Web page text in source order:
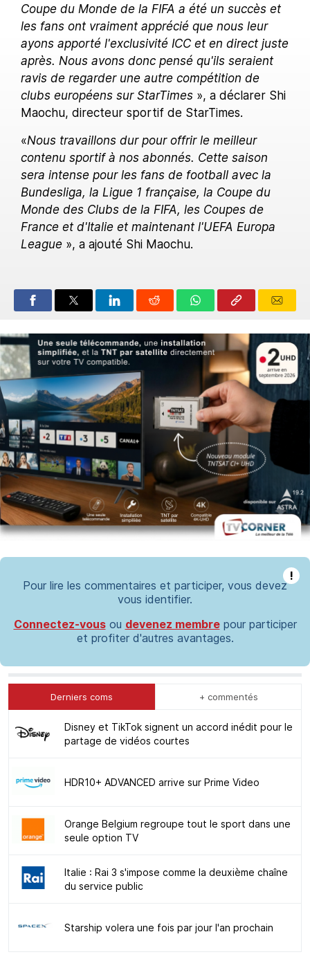
Coupe du Monde de la FIFA a été un succès et
les fans ont vraiment apprécié que nous leur
ayons apporté l'exclusivité ICC et en direct juste
après. Nous avons donc pensé qu'ils seraient
ravis de regarder une autre compétition de
clubs européens sur StarTimes », a déclarer Shi
Maochu, directeur sportif de StarTimes.
«Nous travaillons dur pour offrir le meilleur
contenu sportif à nos abonnés. Cette saison
sera intense pour les fans de football avec la
Bundesliga, la Ligue 1 française, la Coupe du
Monde des Clubs de la FIFA, les Coupes de
France et d'Italie et maintenant l'UEFA Europa
League », a ajouté Shi Maochu.
!
Pour lire les commentaires et participer, vous devez
vous identifier.
Connectez-vousou devenez membrepour participer
et profiter d'autres avantages.
Derniers coms + commentés
Disney et TikTok signent un accord inédit pour le
partage de vidéos courtes
HDR10+ ADVANCED arrive sur Prime Video
Orange Belgium regroupe tout le sport dans une
seule option TV
Italie : Rai 3 s'impose comme la deuxième chaîne
du service public
Starship volera une fois par jour l'an prochain